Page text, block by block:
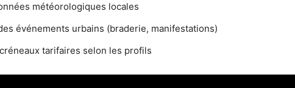
météorologiques locales
événements urbains (braderie, manifestations)
tarifaires selon les profils